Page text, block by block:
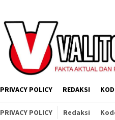
PRIVACY POLICY REDAKSI
PRIVACY POLICY Redaksi